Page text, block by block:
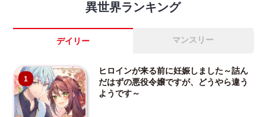
異世界ランキング
デイリー マンスリー
1
ヒロインが来る前に妊娠しました～詰ん
だはずの悪役令嬢ですが、どうやら違う
ようです～